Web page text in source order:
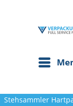
Stehsammler